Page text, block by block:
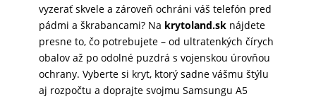
NABÍJANIE
vyzerať skvele a zároveň ochráni váš telefón pred
pádmi a škrabancami? Na krytoland.sknájdete
presne to, čo potrebujete – od ultratenkých čírych
obalov až po odolné puzdrá s vojenskou úrovňou
ochrany. Vyberte si kryt, ktorý sadne vášmu štýlu
aj rozpočtu a doprajte svojmu Samsungu A5